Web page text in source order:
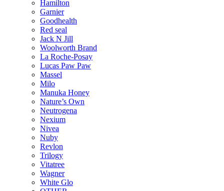
Hamilton
Garnier
Goodhealth
Red seal
Jack N Jill
Woolworth Brand
La Roche-Posay
Lucas Paw Paw
Massel
Milo
Manuka Honey
Nature’s Own
Neutrogena
Nexium
Nivea
Nuby
Revlon
Trilogy
Vitatree
Wagner
White Glo